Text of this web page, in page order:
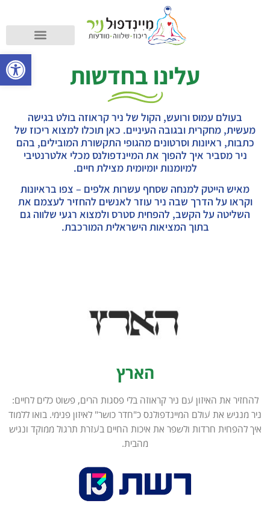
עלינו בחדשות
בעולם עמוס ורועש, הקול של ניר קראוזה בולט בגישה
מעשית, מחקרית ובגובה העיניים. כאן תוכלו למצוא ריכוז של
כתבות, ראיונות וסרטונים מהגופי התקשורת המובילים, בהם
ניר מסביר איך להפוך את המיינדפולנס מכלי אלטרנטיבי
למיומנות יומיומית מצילת חיים.
מאיש הייטק למנחה שסחף עשרות אלפים – צפו בראיונות
וקראו על הדרך שבה ניר עוזר לאנשים להחזיר לעצמם את
השליטה על הקשב, להפחית סטרס ולמצוא רגעי שלווה גם
בתוך המציאות הישראלית המורכבת.
הארץ
להחזיר את האיזון עם ניר קראוזה בלי פסגות הרים, פשוט כלים לחיים:
ניר מנגיש את עולם המיינדפולנס כ"חדר כושר" לאיזון פנימי. בואו ללמוד
איך להפחית חרדות ולשפר את איכות החיים בעזרת תרגול ממוקד ונגיש
מהבית.
פתח